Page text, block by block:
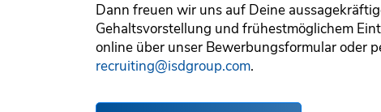
Dann freuen wir uns auf Deine
Gehaltsvorstellung und frühestmöglichem
online über unser Bewerbungsformular oder
recruiting@isdgroup.com.